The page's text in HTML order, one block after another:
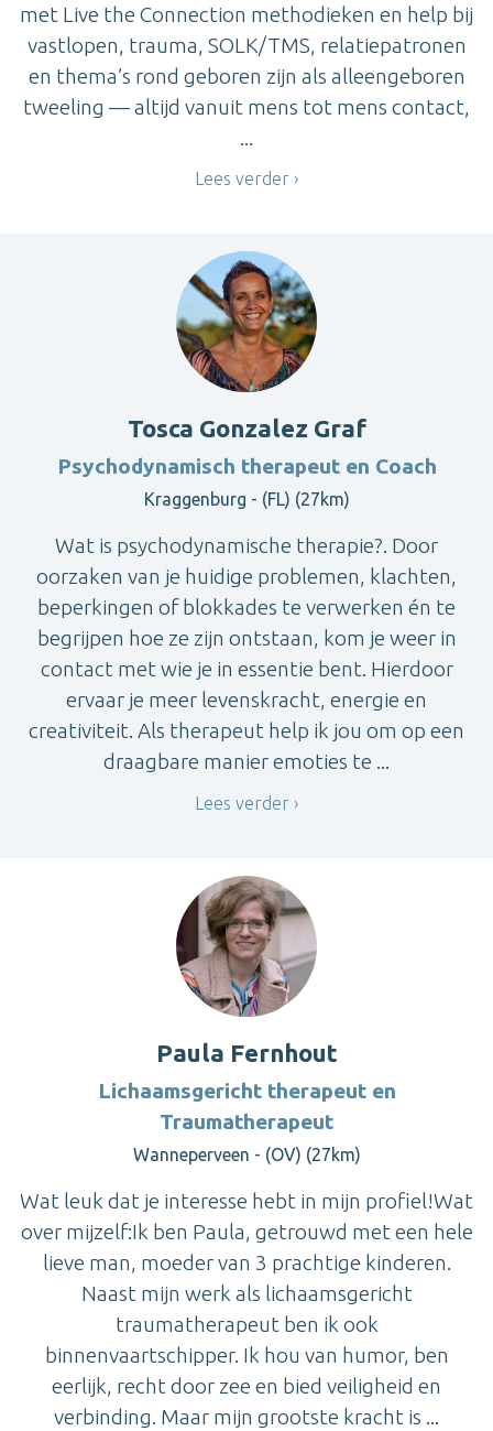
met Live the Connection methodieken en help bij
vastlopen, trauma, SOLK/TMS, relatiepatronen
en thema’s rond geboren zijn als alleengeboren
tweeling — altijd vanuit mens tot mens contact,
...
Lees verder
Tosca Gonzalez Graf
Psychodynamisch therapeut en Coach
Kraggenburg - (FL) (27km)
Wat is psychodynamische therapie?. Door
oorzaken van je huidige problemen, klachten,
beperkingen of blokkades te verwerken én te
begrijpen hoe ze zijn ontstaan, kom je weer in
contact met wie je in essentie bent. Hierdoor
ervaar je meer levenskracht, energie en
creativiteit. Als therapeut help ik jou om op een
draagbare manier emoties te ...
Lees verder
Paula Fernhout
Lichaamsgericht therapeut en
Traumatherapeut
Wanneperveen - (OV) (27km)
Wat leuk dat je interesse hebt in mijn profiel!Wat
over mijzelf:Ik ben Paula, getrouwd met een hele
lieve man, moeder van 3 prachtige kinderen.
Naast mijn werk als lichaamsgericht
traumatherapeut ben ik ook
binnenvaartschipper. Ik hou van humor, ben
eerlijk, recht door zee en bied veiligheid en
verbinding. Maar mijn grootste kracht is ...